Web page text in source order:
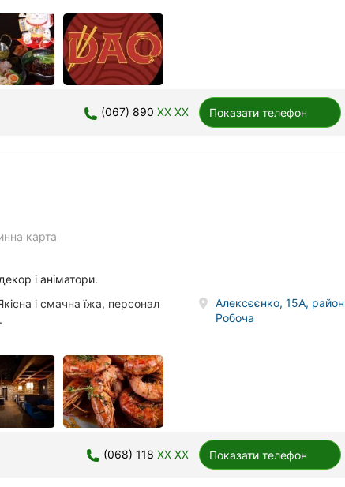
(067) 890 XX XX Показати телефон
карта
і аніматори.
і смачна їжа, персонал
Алексєєнко, 15А, район
Робоча
(068) 118 XX XX Показати телефон